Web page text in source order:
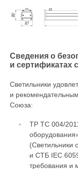
Сведения о
и сертификатах
Светильники
и
Союза:
ТР ТС 004/
(Светильники
и СТБ IEC
требования и